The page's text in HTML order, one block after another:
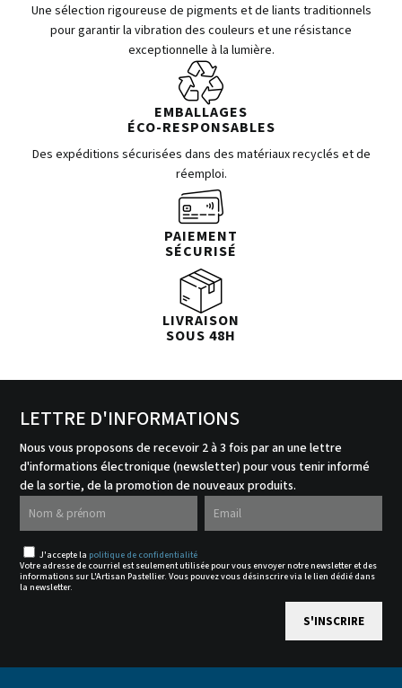
Une sélection rigoureuse de pigments et de liants traditionnels
pour garantir la vibration des couleurs et une résistance
exceptionnelle à la lumière.
EMBALLAGES
ÉCO-RESPONSABLES
Des expéditions sécurisées dans des matériaux recyclés et de
réemploi.
PAIEMENT
SÉCURISÉ
LIVRAISON
SOUS 48H
LETTRE D'INFORMATIONS
Nous vous proposons de recevoir 2 à 3 fois par an une lettre
d'informations électronique (newsletter) pour vous tenir informé
de la sortie, de la promotion de nouveaux produits.
J'accepte la politique de confidentialité
Votre adresse de courriel est seulement utilisée pour vous envoyer notre newsletter et des
informations sur L'Artisan Pastellier. Vous pouvez vous désinscrire via le lien dédié dans
la newsletter.